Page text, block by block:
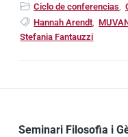
Ciclo de conferencias
Hannah Arendt,
Stefania Fantauzzi
Seminari Filosofia i